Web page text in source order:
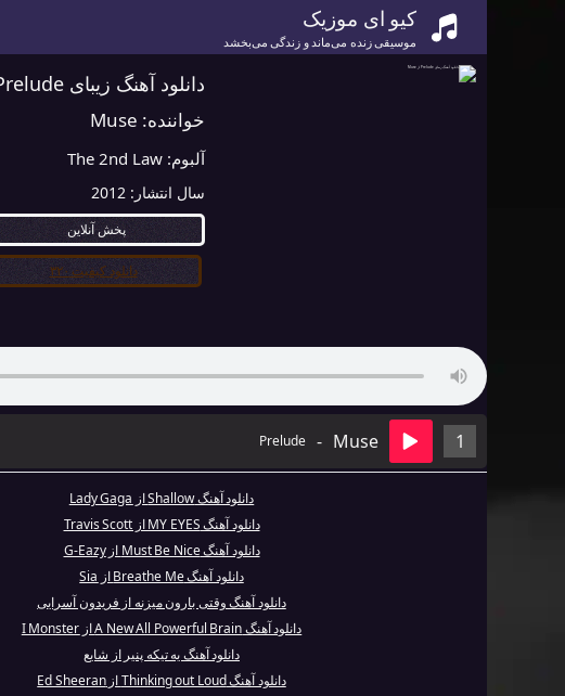
کیو ای موزیک
موسیقی زنده می‌ماند و زندگی می‌بخشد
دانلود آهنگ زیبای Prelude از Muse
خواننده: Muse
آلبوم: The 2nd Law
سال انتشار: 2012
پخش آنلاین
دانلود کیفیت ۳۲۰
1
Muse
-
Prelude
دانلود آهنگ Shallow از Lady Gaga
دانلود آهنگ MY EYES از Travis Scott
دانلود آهنگ Must Be Nice از G-Eazy
دانلود آهنگ Breathe Me از Sia
دانلود آهنگ وقتی بارون میزنه از فریدون آسرایی
دانلود آهنگ A New All Powerful Brain از I Monster
دانلود آهنگ یه تیکه پنیر از شایع
دانلود آهنگ Thinking out Loud از Ed Sheeran